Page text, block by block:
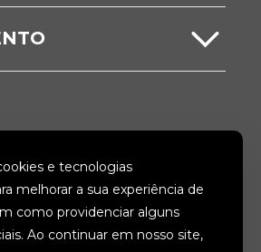
TERMOS
e tecnologias
melhorar a sua experiência de
como providenciar alguns
Ao continuar em nosso site,